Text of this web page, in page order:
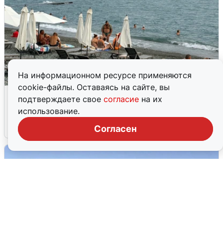
На информационном ресурсе применяются
cookie-файлы. Оставаясь на сайте, вы
подтверждаете свое согласие на их
использование.
Согласен
Жители и туристы Сочи рассказали
об атаке БПЛА 5 августа
5 августа